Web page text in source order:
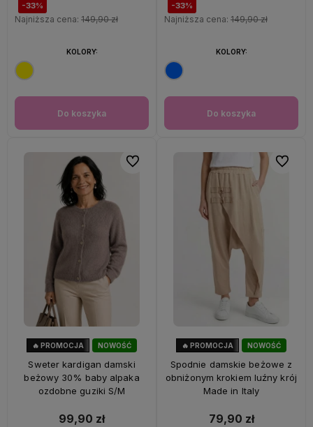
-33%
Najniższa cena: 149,90 zł
Do koszyka
KOLORY:
-33%
Najniższa cena: 149,90 zł
Do koszyka
KOLORY:
NOWOŚĆ
🔥 PROMOCJA
Sweter kardigan damski
beżowy 30% baby alpaka
ozdobne guziki S/M
99,90 zł
Do ulubionych
NOWOŚĆ
🔥 PROMOCJA
Spodnie damskie beżowe z
obniżonym krokiem luźny krój
Made in Italy
79,90 zł
Do